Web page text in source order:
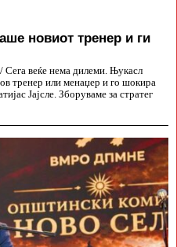
новиот тренер и ги
веќе нема дилеми. Њукасл
тренер или менаџер и го шокира
Јајсле. Зборуваме за стратег